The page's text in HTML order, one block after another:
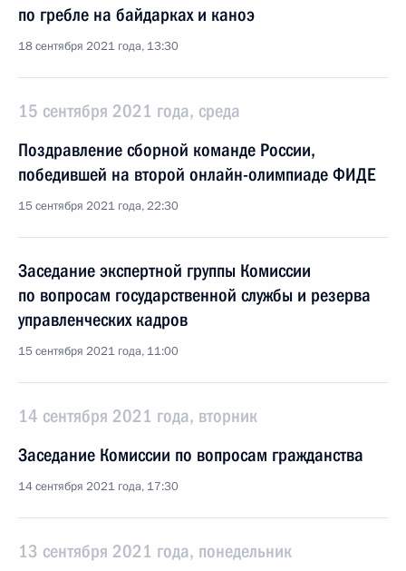
по гребле на байдарках и каноэ
18 сентября 2021 года, 13:30
15 сентября 2021 года, среда
Поздравление сборной команде России,
победившей на второй онлайн-олимпиаде ФИДЕ
15 сентября 2021 года, 22:30
Заседание экспертной группы Комиссии
по вопросам государственной службы и резерва
управленческих кадров
15 сентября 2021 года, 11:00
14 сентября 2021 года, вторник
Заседание Комиссии по вопросам гражданства
14 сентября 2021 года, 17:30
13 сентября 2021 года, понедельник